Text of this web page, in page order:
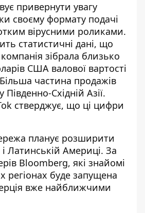
привернути увагу
своєму формату подачі
вірусними роликами.
статистичні дані, що
зібрала близько
США валової вартості
Більша частина продажів
Східній Азії.
стверджує, що ці цифри
планує розширити
Латинській Америці. За
Bloomberg, які знайомі
регіонах буде запущена
вже найближчими